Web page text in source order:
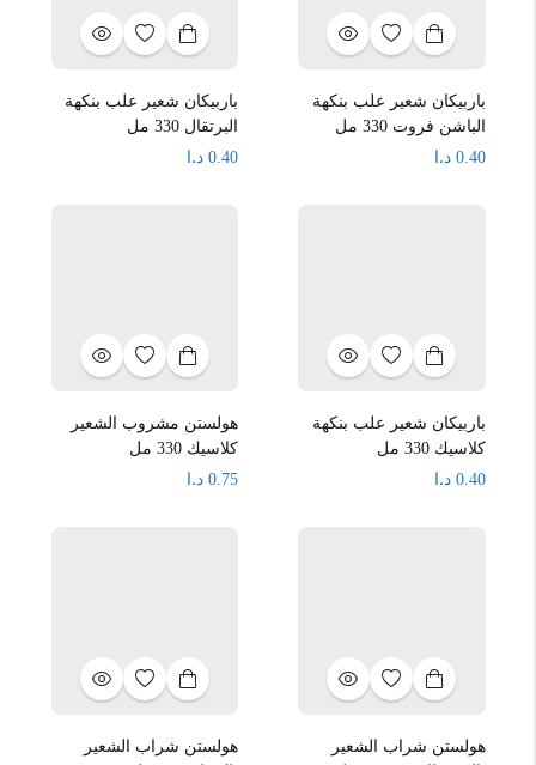
باربيكان شعير علب بنكهة
الباشن فروت 330 مل
0.40 د.ا
باربيكان شعير علب بنكهة
البرتقال 330 مل
0.40 د.ا
باربيكان شعير علب بنكهة
كلاسيك 330 مل
0.40 د.ا
هولستن مشروب الشعير
كلاسيك 330 مل
0.75 د.ا
هولستن شراب الشعير
هولستن شراب الشعير